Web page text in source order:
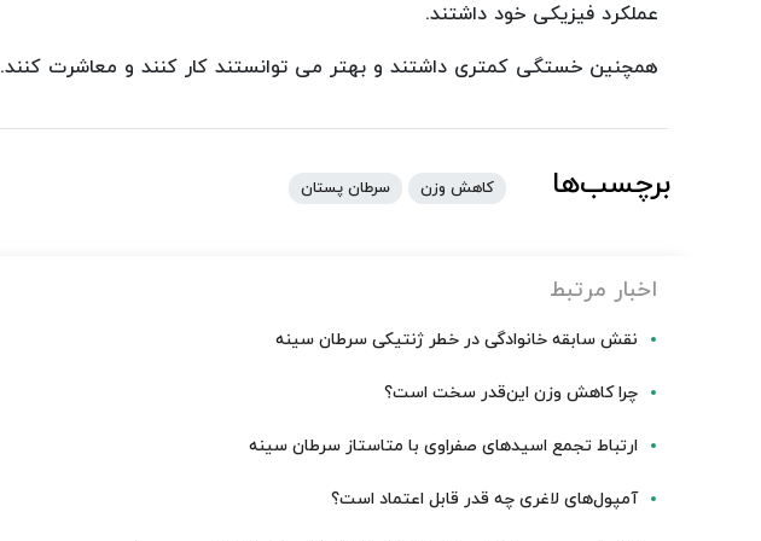
عملکرد فیزیکی خود داشتند.
همچنین خستگی کمتری داشتند و بهتر می توانستند کار کنند و معاشرت کنند.
برچسب‌ها کاهش وزن سرطان پستان
اخبار مرتبط
نقش سابقه خانوادگی در خطر ژنتیکی سرطان سینه
چرا کاهش وزن این‌قدر سخت است؟
ارتباط تجمع اسیدهای صفراوی با متاستاز سرطان سینه
آمپول‌های لاغری چه قدر قابل اعتماد است؟